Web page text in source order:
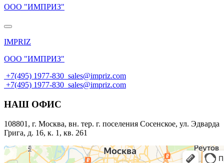
ООО "ИМПРИЗ"
IMPRIZ
ООО "ИМПРИЗ"
+7(495) 1977-830 sales@impriz.com
+7(495) 1977-830 sales@impriz.com
НАШ ОФИС
108801, г. Москва, вн. тер. г. поселения Сосенское, ул. Эдварда
Грига, д. 16, к. 1, кв. 261